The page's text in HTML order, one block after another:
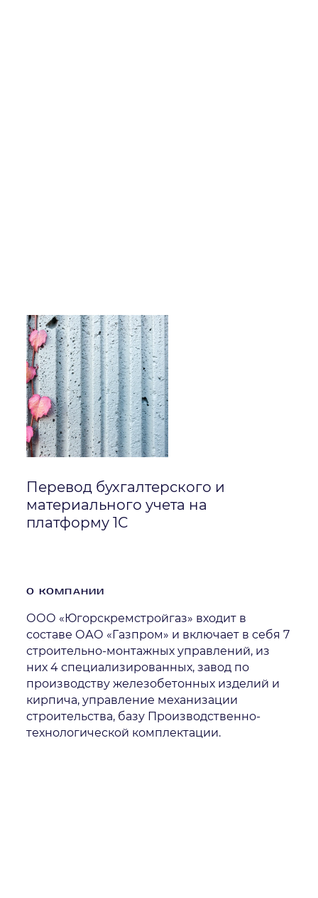
Перевод бухгалтерского и
материального учета на
платформу 1С
О КОМПАНИИ
ООО «Югорскремстройгаз» входит в
составе ОАО «Газпром» и включает в себя 7
строительно-монтажных управлений, из
них 4 специализированных, завод по
производству железобетонных изделий и
кирпича, управление механизации
строительства, базу Производственно-
технологической комплектации.